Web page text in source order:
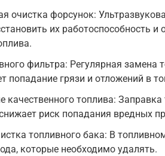
очистка форсунок:
их работоспособность и
фильтра: Регулярная замена
попадание грязи и отложений в
качественного топлива:
риск попадания вредных
топливного бака: В
которые необходимо удалять.